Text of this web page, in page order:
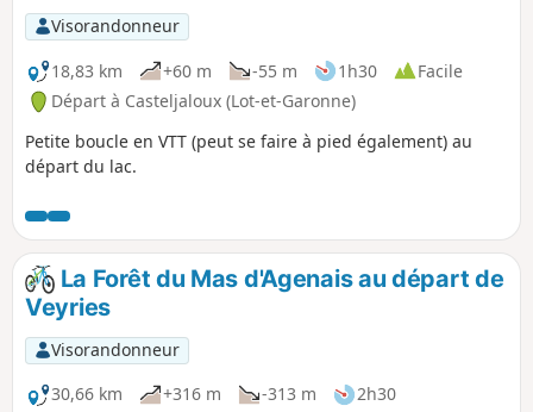
Visorandonneur
18,83 km
+60 m -55 m 1h30
Facile
Départ à Casteljaloux (Lot-et-Garonne)
Petite boucle en VTT (peut se faire à pied également) au
départ du lac.
La Forêt du Mas d'Agenais au départ de
Veyries
Visorandonneur
30,66 km
+316 m -313 m
2h30